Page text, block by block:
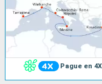
Pague en 4X